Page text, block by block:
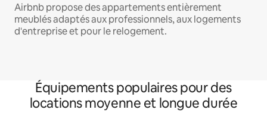
Airbnb propose des appartements entièrement
meublés adaptés aux professionnels, aux logements
d'entreprise et pour le relogement.
Équipements populaires pour des
locations moyenne et longue durée